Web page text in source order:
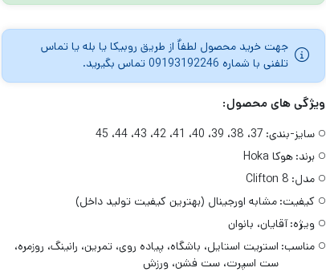
جهت خرید محصول لطفاٌ از طریق روبیکا یا بله یا تماس
تلفنی با شماره 09193192246 تماس بگیرید.
ویژگی های محصول:
سایز-بندی: 37، 38، 39، 40، 41، 42، 43، 44، 45
برند: هوکا Hoka
مدل: Clifton 8
کیفیت: مشابه اورجینال (بهترین کیفیت تولید داخل)
ویژه:آقایان، بانوان
مناسب: استریت استایل، باشگاه، پیاده روی، تمرین، رانینگ، روزمره،
ست اسپرت، ست فشن، ورزش